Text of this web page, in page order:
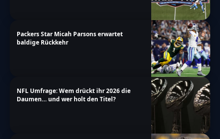
Packers Star Micah Parsons erwartet
baldige Rückkehr
NFL Umfrage: Wem drückt ihr 2026 die
Daumen… und wer holt den Titel?